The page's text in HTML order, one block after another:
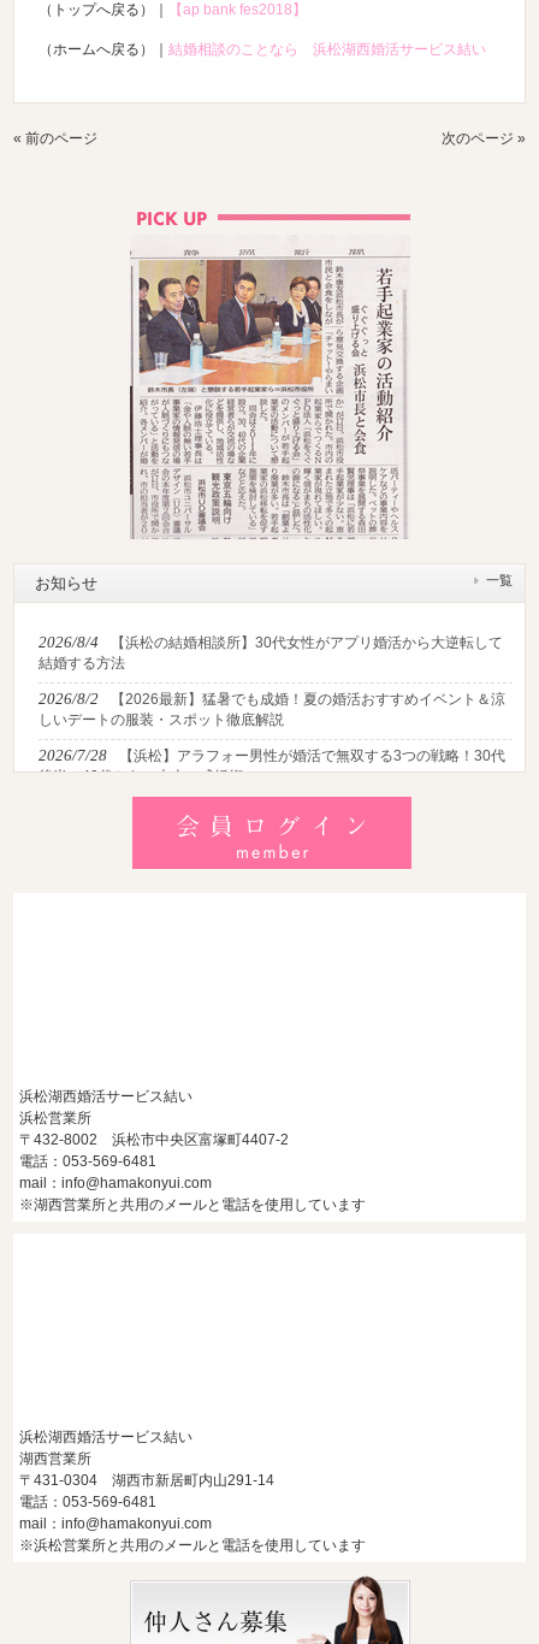
（トップへ戻る）｜ 【ap bank fes2018】
（ホームへ戻る）｜結婚相談のことなら 浜松湖西婚活サービス結い
« 前のページ 次のページ »
お知らせ 一覧
2026/8/4
【浜松の結婚相談所】30代女性がアプリ婚活から大逆転して
結婚する方法
2026/8/2
【2026最新】猛暑でも成婚！夏の婚活おすすめイベント＆涼
しいデートの服装・スポット徹底解説
2026/7/28
【浜松】アラフォー男性が婚活で無双する3つの戦略！30代
後半・40代からの大人の成婚術
【浜松】30代・40代男性で「モテない男」の共通点とは？
地元の婚活女子が避けるNGな特徴3選
【共感必至】浜松の婚活あるある7選！20代・30代・40代の
浜松湖西婚活サービス結い
浜松営業所
〒432-8002 浜松市中央区富塚町4407-2
電話：053-569-6481
mail：info@hamakonyui.com
※湖西営業所と共用のメールと電話を使用しています
浜松湖西婚活サービス結い
湖西営業所
〒431-0304 湖西市新居町内山291-14
電話：053-569-6481
mail：info@hamakonyui.com
※浜松営業所と共用のメールと電話を使用しています